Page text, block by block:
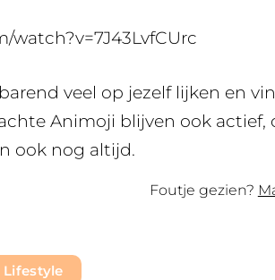
veel op jezelf lijken en
Animoji blijven ook actief,
ook nog altijd.
Foutje gezien?
Lifestyle